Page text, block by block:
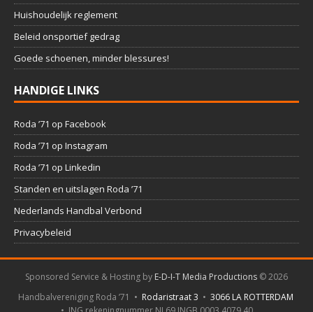
Huishoudelijk reglement
Beleid onsportief gedrag
Goede schoenen, minder blessures!
HANDIGE LINKS
Roda ’71 op Facebook
Roda ’71 op Instagram
Roda ’71 op Linkedin
Standen en uitslagen Roda ’71
Nederlands Handbal Verbond
Privacybeleid
Sponsored Service & Hosting by E-D-I-T Media Productions ©2026
Handbalvereniging Roda ’71 • Rodaristraat 3 • 3066 LA ROTTERDAM